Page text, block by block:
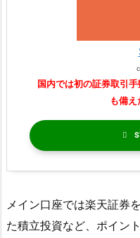
国内では初の証券取引
も備え
メイン口座では楽天証券
た積立投資など、ポイン